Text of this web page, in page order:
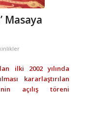
Masaya
ilki 2002 yılında
kararlaştırılan
açılış töreni